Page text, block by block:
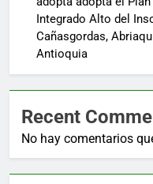
Integrado Alto del
Cañasgordas,
Antioquia
Recent
No hay comentarios